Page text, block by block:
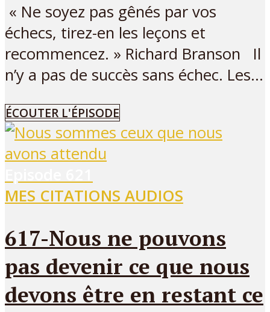
« Ne soyez pas gênés par vos
échecs, tirez-en les leçons et
recommencez. » Richard Branson Il
n’y a pas de succès sans échec. Les...
ÉCOUTER L'ÉPISODE
MES CITATIONS AUDIOS
617-Nous ne pouvons
pas devenir ce que nous
devons être en restant ce